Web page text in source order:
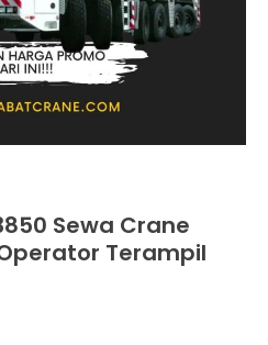
Sewa Crane
Terampil